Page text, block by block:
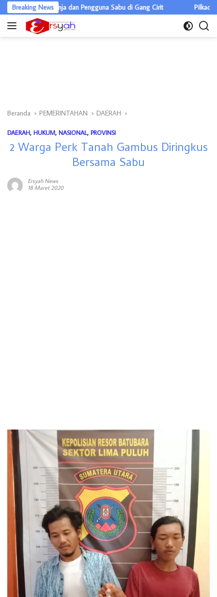
Langsung
ke
Breaking News
Ganja dan Pengguna Sabu di Gang Cirit Pilkades Pulau
Beranda PEMERINTAHAN DAERAH
DAERAH, HUKUM, NASIONAL, PROVINSI
2 Warga Perk Tanah Gambus Diringkus
Bersama Sabu
Ersyah News
18 Maret 2020